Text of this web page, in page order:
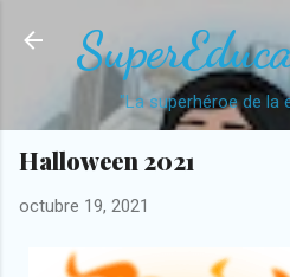
Ir al contenido
"La superhéroe de la
Halloween 2021
octubre 19, 2021